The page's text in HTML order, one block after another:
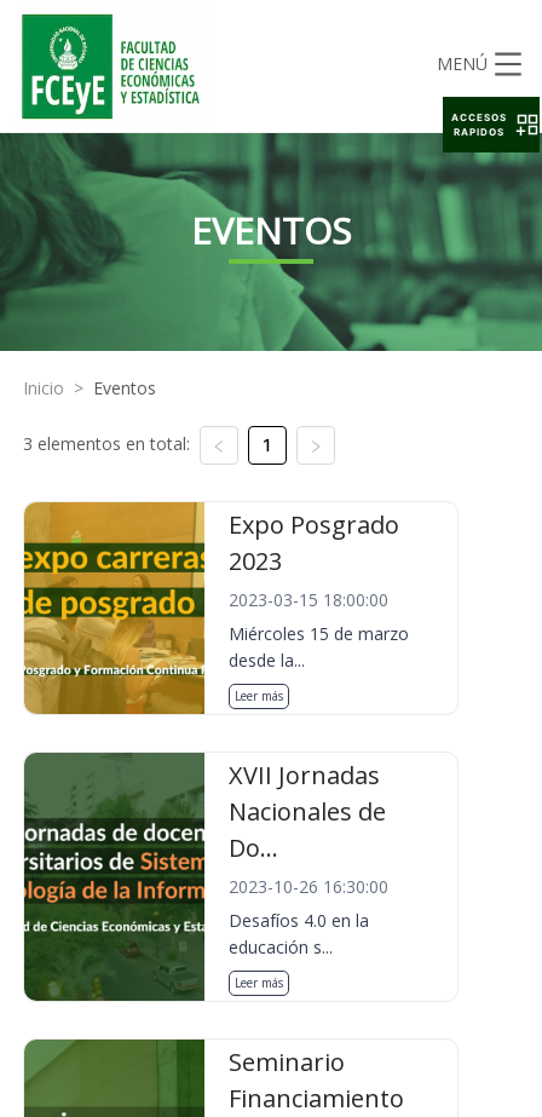
MENÚ
EVENTOS
Inicio > Eventos
3 elementos en total: 1
Expo Posgrado
2023
2023-03-15 18:00:00
Miércoles 15 de marzo
desde la...
Leer más
XVII Jornadas
Nacionales de
Do...
2023-10-26 16:30:00
Desafíos 4.0 en la
educación s...
Leer más
Seminario
Financiamiento
ACCESOS
RAPIDOS